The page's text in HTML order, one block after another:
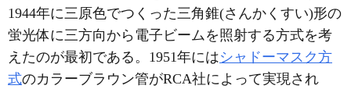
1944年に三原色でつくった三角錐(さんかくすい)形の
蛍光体に三方向から電子ビームを照射する方式を考
えたのが最初である。1951年にはシャドーマスク方
式のカラーブラウン管がRCA社によって実現され